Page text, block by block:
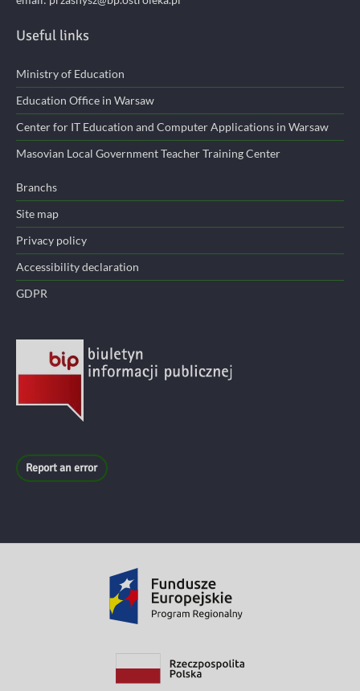
Useful links
Ministry of Education
Education Office in Warsaw
Center for IT Education and Computer Applications in Warsaw
Masovian Local Government Teacher Training Center
Branchs
Site map
Privacy policy
Accessibility declaration
GDPR
Report an error